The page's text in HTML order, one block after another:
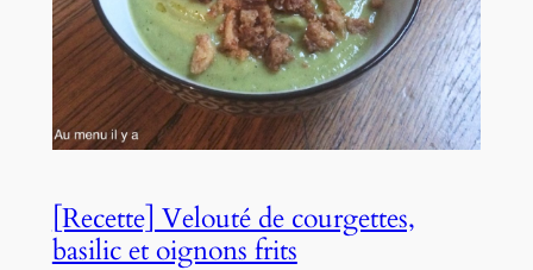
[Recette] Velouté de courgettes,
basilic et oignons frits